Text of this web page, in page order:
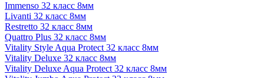
Immenso 32 класс 8мм
Livanti 32 класс 8мм
Restretto 32 класс 8мм
Quattro Plus 32 класс 8мм
Vitality Style Aqua Protect 32 класс 8мм
Vitality Deluxe 32 класс 8мм
Vitality Deluxe Aqua Protect 32 класс 8мм